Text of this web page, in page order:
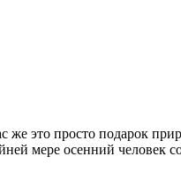
же это просто подарок
мере осенний человек